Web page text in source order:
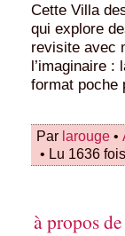
Cette Villa
qui explore
revisite avec
l’imaginaire :
format poche
Par larouge •
• Lu 1636
à propos